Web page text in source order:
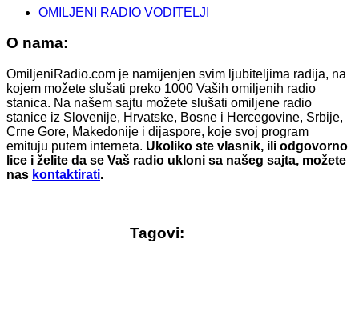
OMILJENI RADIO VODITELJI
O nama:
OmiljeniRadio.com je namijenjen svim ljubiteljima radija, na
kojem možete slušati preko 1000 Vaših omiljenih radio
stanica. Na našem sajtu možete slušati omiljene radio
stanice iz Slovenije, Hrvatske, Bosne i Hercegovine, Srbije,
Crne Gore, Makedonije i dijaspore, koje svoj program
emituju putem interneta. Ukoliko ste vlasnik, ili odgovorno
lice i želite da se Vaš radio ukloni sa našeg sajta, možete
nas kontaktirati.
Tagovi: